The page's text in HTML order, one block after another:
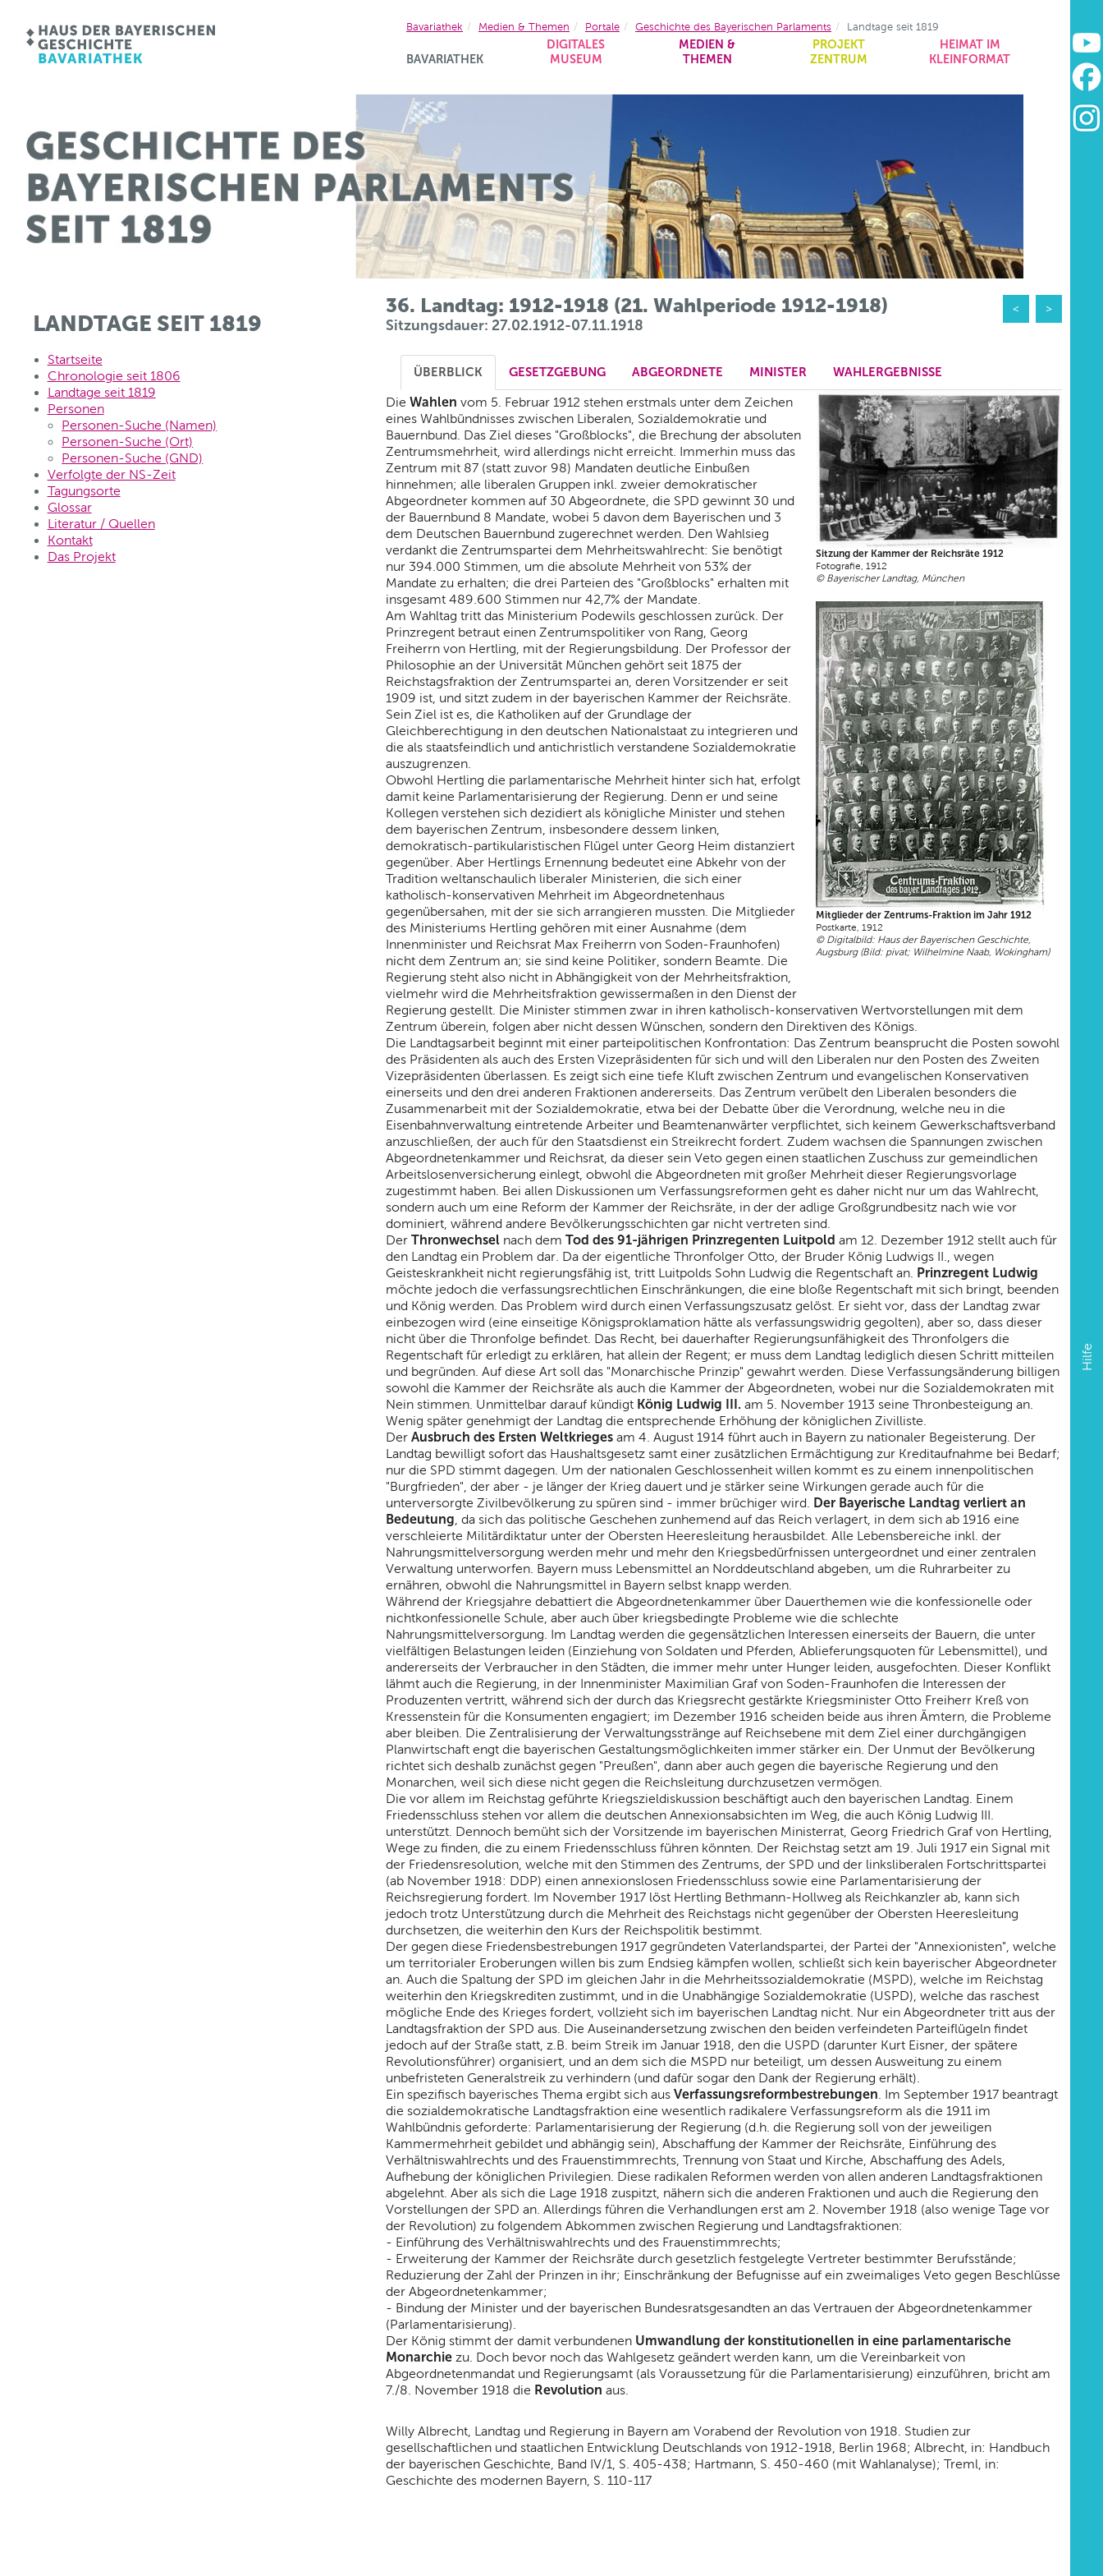
BAVARIATHEK
DIGITALES
MUSEUM
MEDIEN &
THEMEN
PROJEKT
ZENTRUM
HEIMAT IM
KLEINFORMAT
Hilfe
Bavariathek Medien & Themen Portale Geschichte des Bayerischen Parlaments Landtage seit 1819
LANDTAGE SEIT 1819
Startseite
Chronologie seit 1806
Landtage seit 1819
Personen
Personen-Suche (Namen)
Personen-Suche (Ort)
Personen-Suche (GND)
Verfolgte der NS-Zeit
Tagungsorte
Glossar
Literatur / Quellen
Kontakt
Das Projekt
36. Landtag: 1912-1918 (21. Wahlperiode 1912-1918) < >
Sitzungsdauer: 27.02.1912-07.11.1918
ÜBERBLICK GESETZGEBUNG ABGEORDNETE MINISTER WAHLERGEBNISSE
Sitzung der Kammer der Reichsräte 1912
Fotografie, 1912
© Bayerischer Landtag, München
Mitglieder der Zentrums-Fraktion im Jahr 1912
Postkarte, 1912
© Digitalbild: Haus der Bayerischen Geschichte,
Augsburg (Bild: pivat; Wilhelmine Naab, Wokingham)
DieWahlen vom 5. Februar 1912 stehen erstmals unter dem Zeichen
eines Wahlbündnisses zwischen Liberalen, Sozialdemokratie und
Bauernbund. Das Ziel dieses "Großblocks", die Brechung der absoluten
Zentrumsmehrheit, wird allerdings nicht erreicht. Immerhin muss das
Zentrum mit 87 (statt zuvor 98) Mandaten deutliche Einbußen
hinnehmen; alle liberalen Gruppen inkl. zweier demokratischer
Abgeordneter kommen auf 30 Abgeordnete, die SPD gewinnt 30 und
der Bauernbund 8 Mandate, wobei 5 davon dem Bayerischen und 3
dem Deutschen Bauernbund zugerechnet werden. Den Wahlsieg
verdankt die Zentrumspartei dem Mehrheitswahlrecht: Sie benötigt
nur 394.000 Stimmen, um die absolute Mehrheit von 53% der
Mandate zu erhalten; die drei Parteien des "Großblocks" erhalten mit
insgesamt 489.600 Stimmen nur 42,7% der Mandate.
Am Wahltag tritt das Ministerium Podewils geschlossen zurück. Der
Prinzregent betraut einen Zentrumspolitiker von Rang, Georg
Freiherrn von Hertling, mit der Regierungsbildung. Der Professor der
Philosophie an der Universität München gehört seit 1875 der
Reichstagsfraktion der Zentrumspartei an, deren Vorsitzender er seit
1909 ist, und sitzt zudem in der bayerischen Kammer der Reichsräte.
Sein Ziel ist es, die Katholiken auf der Grundlage der
Gleichberechtigung in den deutschen Nationalstaat zu integrieren und
die als staatsfeindlich und antichristlich verstandene Sozialdemokratie
auszugrenzen.
Obwohl Hertling die parlamentarische Mehrheit hinter sich hat, erfolgt
damit keine Parlamentarisierung der Regierung. Denn er und seine
Kollegen verstehen sich dezidiert als königliche Minister und stehen
dem bayerischen Zentrum, insbesondere dessem linken,
demokratisch-partikularistischen Flügel unter Georg Heim distanziert
gegenüber. Aber Hertlings Ernennung bedeutet eine Abkehr von der
Tradition weltanschaulich liberaler Ministerien, die sich einer
katholisch-konservativen Mehrheit im Abgeordnetenhaus
gegenübersahen, mit der sie sich arrangieren mussten. Die Mitglieder
des Ministeriums Hertling gehören mit einer Ausnahme (dem
Innenminister und Reichsrat Max Freiherrn von Soden-Fraunhofen)
nicht dem Zentrum an; sie sind keine Politiker, sondern Beamte. Die
Regierung steht also nicht in Abhängigkeit von der Mehrheitsfraktion,
vielmehr wird die Mehrheitsfraktion gewissermaßen in den Dienst der
Regierung gestellt. Die Minister stimmen zwar in ihren katholisch-konservativen Wertvorstellungen mit dem
Zentrum überein, folgen aber nicht dessen Wünschen, sondern den Direktiven des Königs.
Die Landtagsarbeit beginnt mit einer parteipolitischen Konfrontation: Das Zentrum beansprucht die Posten sowohl
des Präsidenten als auch des Ersten Vizepräsidenten für sich und will den Liberalen nur den Posten des Zweiten
Vizepräsidenten überlassen. Es zeigt sich eine tiefe Kluft zwischen Zentrum und evangelischen Konservativen
einerseits und den drei anderen Fraktionen andererseits. Das Zentrum verübelt den Liberalen besonders die
Zusammenarbeit mit der Sozialdemokratie, etwa bei der Debatte über die Verordnung, welche neu in die
Eisenbahnverwaltung eintretende Arbeiter und Beamtenanwärter verpflichtet, sich keinem Gewerkschaftsverband
anzuschließen, der auch für den Staatsdienst ein Streikrecht fordert. Zudem wachsen die Spannungen zwischen
Abgeordnetenkammer und Reichsrat, da dieser sein Veto gegen einen staatlichen Zuschuss zur gemeindlichen
Arbeitslosenversicherung einlegt, obwohl die Abgeordneten mit großer Mehrheit dieser Regierungsvorlage
zugestimmt haben. Bei allen Diskussionen um Verfassungsreformen geht es daher nicht nur um das Wahlrecht,
sondern auch um eine Reform der Kammer der Reichsräte, in der der adlige Großgrundbesitz nach wie vor
dominiert, während andere Bevölkerungsschichten gar nicht vertreten sind.
DerThronwechsel nach demTod des 91-jährigen Prinzregenten Luitpold am 12. Dezember 1912 stellt auch für
den Landtag ein Problem dar. Da der eigentliche Thronfolger Otto, der Bruder König Ludwigs II., wegen
Geisteskrankheit nicht regierungsfähig ist, tritt Luitpolds Sohn Ludwig die Regentschaft an. Prinzregent Ludwig
möchte jedoch die verfassungsrechtlichen Einschränkungen, die eine bloße Regentschaft mit sich bringt, beenden
und König werden. Das Problem wird durch einen Verfassungszusatz gelöst. Er sieht vor, dass der Landtag zwar
einbezogen wird (eine einseitige Königsproklamation hätte als verfassungswidrig gegolten), aber so, dass dieser
nicht über die Thronfolge befindet. Das Recht, bei dauerhafter Regierungsunfähigkeit des Thronfolgers die
Regentschaft für erledigt zu erklären, hat allein der Regent; er muss dem Landtag lediglich diesen Schritt mitteilen
und begründen. Auf diese Art soll das "Monarchische Prinzip" gewahrt werden. Diese Verfassungsänderung billigen
sowohl die Kammer der Reichsräte als auch die Kammer der Abgeordneten, wobei nur die Sozialdemokraten mit
Nein stimmen. Unmittelbar darauf kündigt König Ludwig III. am 5. November 1913 seine Thronbesteigung an.
Wenig später genehmigt der Landtag die entsprechende Erhöhung der königlichen Zivilliste.
DerAusbruch des Ersten Weltkrieges am 4. August 1914 führt auch in Bayern zu nationaler Begeisterung. Der
Landtag bewilligt sofort das Haushaltsgesetz samt einer zusätzlichen Ermächtigung zur Kreditaufnahme bei Bedarf;
nur die SPD stimmt dagegen. Um der nationalen Geschlossenheit willen kommt es zu einem innenpolitischen
"Burgfrieden", der aber - je länger der Krieg dauert und je stärker seine Wirkungen gerade auch für die
unterversorgte Zivilbevölkerung zu spüren sind - immer brüchiger wird. Der Bayerische Landtag verliert an
Bedeutung, da sich das politische Geschehen zunhemend auf das Reich verlagert, in dem sich ab 1916 eine
verschleierte Militärdiktatur unter der Obersten Heeresleitung herausbildet. Alle Lebensbereiche inkl. der
Nahrungsmittelversorgung werden mehr und mehr den Kriegsbedürfnissen untergeordnet und einer zentralen
Verwaltung unterworfen. Bayern muss Lebensmittel an Norddeutschland abgeben, um die Ruhrarbeiter zu
ernähren, obwohl die Nahrungsmittel in Bayern selbst knapp werden.
Während der Kriegsjahre debattiert die Abgeordnetenkammer über Dauerthemen wie die konfessionelle oder
nichtkonfessionelle Schule, aber auch über kriegsbedingte Probleme wie die schlechte
Nahrungsmittelversorgung. Im Landtag werden die gegensätzlichen Interessen einerseits der Bauern, die unter
vielfältigen Belastungen leiden (Einziehung von Soldaten und Pferden, Ablieferungsquoten für Lebensmittel), und
andererseits der Verbraucher in den Städten, die immer mehr unter Hunger leiden, ausgefochten. Dieser Konflikt
lähmt auch die Regierung, in der Innenminister Maximilian Graf von Soden-Fraunhofen die Interessen der
Produzenten vertritt, während sich der durch das Kriegsrecht gestärkte Kriegsminister Otto Freiherr Kreß von
Kressenstein für die Konsumenten engagiert; im Dezember 1916 scheiden beide aus ihren Ämtern, die Probleme
aber bleiben. Die Zentralisierung der Verwaltungsstränge auf Reichsebene mit dem Ziel einer durchgängigen
Planwirtschaft engt die bayerischen Gestaltungsmöglichkeiten immer stärker ein. Der Unmut der Bevölkerung
richtet sich deshalb zunächst gegen "Preußen", dann aber auch gegen die bayerische Regierung und den
Monarchen, weil sich diese nicht gegen die Reichsleitung durchzusetzen vermögen.
Die vor allem im Reichstag geführte Kriegszieldiskussion beschäftigt auch den bayerischen Landtag. Einem
Friedensschluss stehen vor allem die deutschen Annexionsabsichten im Weg, die auch König Ludwig III.
unterstützt. Dennoch bemüht sich der Vorsitzende im bayerischen Ministerrat, Georg Friedrich Graf von Hertling,
Wege zu finden, die zu einem Friedensschluss führen könnten. Der Reichstag setzt am 19. Juli 1917 ein Signal mit
der Friedensresolution, welche mit den Stimmen des Zentrums, der SPD und der linksliberalen Fortschrittspartei
(ab November 1918: DDP) einen annexionslosen Friedensschluss sowie eine Parlamentarisierung der
Reichsregierung fordert. Im November 1917 löst Hertling Bethmann-Hollweg als Reichkanzler ab, kann sich
jedoch trotz Unterstützung durch die Mehrheit des Reichstags nicht gegenüber der Obersten Heeresleitung
durchsetzen, die weiterhin den Kurs der Reichspolitik bestimmt.
Der gegen diese Friedensbestrebungen 1917 gegründeten Vaterlandspartei, der Partei der "Annexionisten", welche
um territorialer Eroberungen willen bis zum Endsieg kämpfen wollen, schließt sich kein bayerischer Abgeordneter
an. Auch die Spaltung der SPD im gleichen Jahr in die Mehrheitssozialdemokratie (MSPD), welche im Reichstag
weiterhin den Kriegskrediten zustimmt, und in die Unabhängige Sozialdemokratie (USPD), welche das raschest
mögliche Ende des Krieges fordert, vollzieht sich im bayerischen Landtag nicht. Nur ein Abgeordneter tritt aus der
Landtagsfraktion der SPD aus. Die Auseinandersetzung zwischen den beiden verfeindeten Parteiflügeln findet
jedoch auf der Straße statt, z.B. beim Streik im Januar 1918, den die USPD (darunter Kurt Eisner, der spätere
Revolutionsführer) organisiert, und an dem sich die MSPD nur beteiligt, um dessen Ausweitung zu einem
unbefristeten Generalstreik zu verhindern (und dafür sogar den Dank der Regierung erhält).
Ein spezifisch bayerisches Thema ergibt sich ausVerfassungsreformbestrebungen. Im September 1917 beantragt
die sozialdemokratische Landtagsfraktion eine wesentlich radikalere Verfassungsreform als die 1911 im
Wahlbündnis geforderte: Parlamentarisierung der Regierung (d.h. die Regierung soll von der jeweiligen
Kammermehrheit gebildet und abhängig sein), Abschaffung der Kammer der Reichsräte, Einführung des
Verhältniswahlrechts und des Frauenstimmrechts, Trennung von Staat und Kirche, Abschaffung des Adels,
Aufhebung der königlichen Privilegien. Diese radikalen Reformen werden von allen anderen Landtagsfraktionen
abgelehnt. Aber als sich die Lage 1918 zuspitzt, nähern sich die anderen Fraktionen und auch die Regierung den
Vorstellungen der SPD an. Allerdings führen die Verhandlungen erst am 2. November 1918 (also wenige Tage vor
der Revolution) zu folgendem Abkommen zwischen Regierung und Landtagsfraktionen:
- Einführung des Verhältniswahlrechts und des Frauenstimmrechts;
- Erweiterung der Kammer der Reichsräte durch gesetzlich festgelegte Vertreter bestimmter Berufsstände;
Reduzierung der Zahl der Prinzen in ihr; Einschränkung der Befugnisse auf ein zweimaliges Veto gegen Beschlüsse
der Abgeordnetenkammer;
- Bindung der Minister und der bayerischen Bundesratsgesandten an das Vertrauen der Abgeordnetenkammer
(Parlamentarisierung).
Der König stimmt der damit verbundenen Umwandlung der konstitutionellen in eine parlamentarische
Monarchie zu. Doch bevor noch das Wahlgesetz geändert werden kann, um die Vereinbarkeit von
Abgeordnetenmandat und Regierungsamt (als Voraussetzung für die Parlamentarisierung) einzuführen, bricht am
7./8. November 1918 die Revolution aus.
Willy Albrecht, Landtag und Regierung in Bayern am Vorabend der Revolution von 1918. Studien zur
gesellschaftlichen und staatlichen Entwicklung Deutschlands von 1912-1918, Berlin 1968; Albrecht, in: Handbuch
der bayerischen Geschichte, Band IV/1, S. 405-438; Hartmann, S. 450-460 (mit Wahlanalyse); Treml, in:
Geschichte des modernen Bayern, S. 110-117